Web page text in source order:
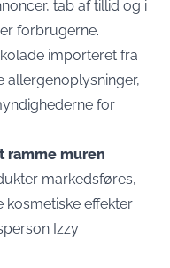
tab af tillid og i
forbrugerne.
importeret fra
allergenoplysninger,
for
ramme muren
markedsføres,
effekter
Izzy